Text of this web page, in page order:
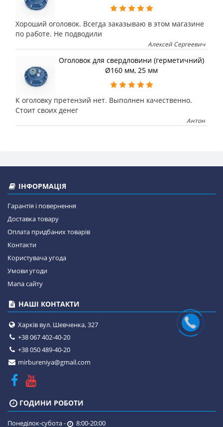
Хороший оголовок. Всегда заказываю в этом магазине
по работе. Не подводили
Алексей Сергеевич
Оголовок для свердловини (герметичний)
Ø160 мм, 25 мм
К оголовку претензий нет. Выполнен качественно.
Стоит своих денег
Антон
ІНФОРМАЦІЯ
Гарантія і повернення
Доставка товару
Оплата придбаних товарів
Контакти
Користувача угода
Умови угоди
Мапа сайту
НАШІ КОНТАКТИ
Харків вул. Шевченка, 327
+38 067 402-40-20
+38 050 489-40-20
mirbureniya@gmail.com
ГОДИНИ РОБОТИ
Понеділок-субота - 8:00-20:00